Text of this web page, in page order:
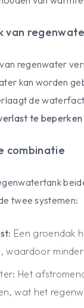
van
regenwater
kan worden
de
te beperken
combinatie
twee systemen:
: Een groendak
waardoor
Het
wat het